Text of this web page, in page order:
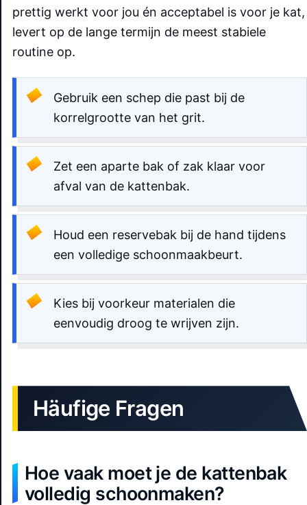
prettig werkt voor jou én acceptabel is voor je kat,
levert op de lange termijn de meest stabiele
routine op.
Gebruik een schep die past bij de
korrelgrootte van het grit.
Zet een aparte bak of zak klaar voor
afval van de kattenbak.
Houd een reservebak bij de hand tijdens
een volledige schoonmaakbeurt.
Kies bij voorkeur materialen die
eenvoudig droog te wrijven zijn.
Häufige Fragen
Hoe vaak moet je de kattenbak
volledig schoonmaken?